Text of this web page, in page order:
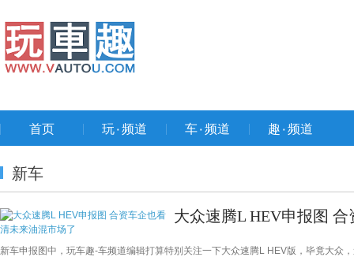
首页 玩۰频道 车۰频道 趣۰频道
新车
大众速腾L HEV申报图
新车申报图中，玩车趣-车频道编辑打算特别关注一下大众速腾L HEV版，毕竟大众